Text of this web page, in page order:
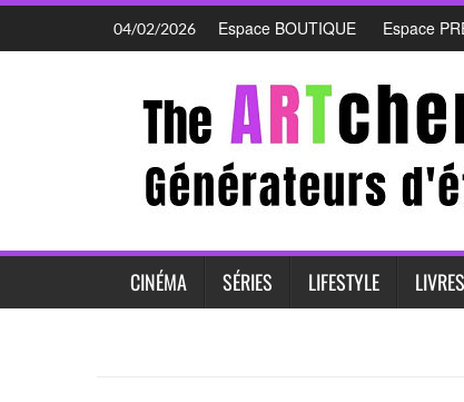
Skip
content
04/02/2026 Espace BOUTIQUE Espace
CINÉMA SÉRIES LIFESTYLE LIVRES